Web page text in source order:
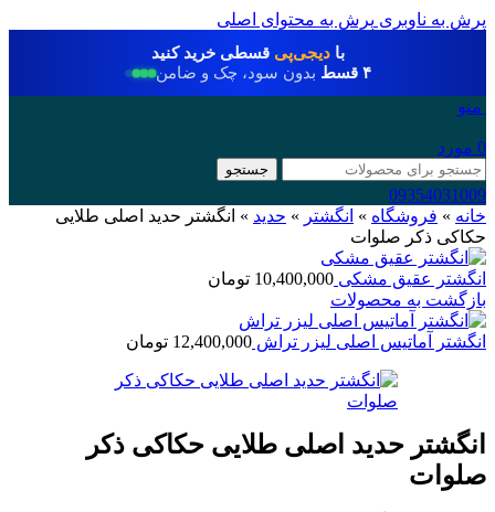
پرش به ناوبری پرش به محتوای اصلی
بادیجی‌پی قسطی خرید کنید
۴ قسط
بدون سود، چک و ضامن
منو
0 مورد
جستجو
09354031009
خانه » فروشگاه » انگشتر » حدید » انگشتر حدید اصلی طلایی
حکاکی ذکر صلوات
انگشتر عقیق مشکی 10,400,000 تومان
بازگشت به محصولات
انگشتر آماتیس اصلی لیزر تراش 12,400,000 تومان
انگشتر حدید اصلی طلایی حکاکی ذکر
صلوات